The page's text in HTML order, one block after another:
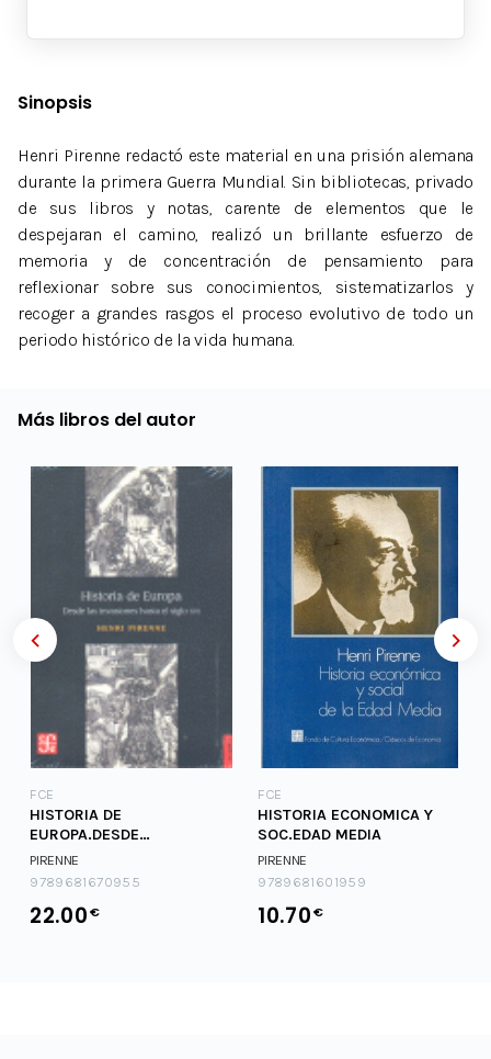
Sinopsis
Henri Pirenne redactó este material en una prisión alemana
durante la primera Guerra Mundial. Sin bibliotecas, privado
de sus libros y notas, carente de elementos que le
despejaran el camino, realizó un brillante esfuerzo de
memoria y de concentración de pensamiento para
reflexionar sobre sus conocimientos, sistematizarlos y
recoger a grandes rasgos el proceso evolutivo de todo un
periodo histórico de la vida humana.
Más libros del autor
FCE
HISTORIA DE
EUROPA.DESDE
INVASIONES...
PIRENNE
9789681670955
22.00€
FCE
HISTORIA ECONOMICA Y
SOC.EDAD MEDIA
PIRENNE
9789681601959
10.70€